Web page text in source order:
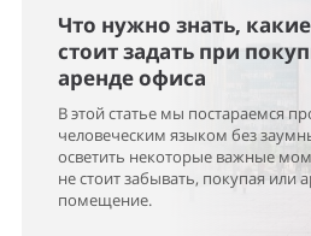
Что нужно знать,
стоит задать при
аренде офиса
В этой статье мы постараемся
человеческим языком без
осветить некоторые важные
не стоит забывать, покупая или
помещение.